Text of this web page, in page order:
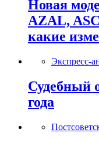
Новая
AZAL,
какие
Экспресс-
Судебный
года